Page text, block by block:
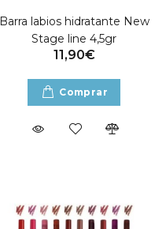
Barra labios hidratante New
Stage line 4,5gr
11,90€
Comprar